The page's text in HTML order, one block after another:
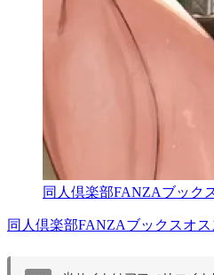
同人倶楽部FANZAブック
同人倶楽部FANZAブックスオス